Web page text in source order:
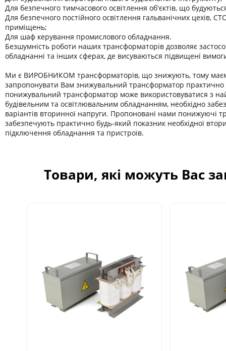
Для безпечного тимчасового освітлення об'єктів, що
Для безпечного постійного освітлення гальванічних цехів,
приміщень;
Для шаф керування промислового обладнання.
Безшумність роботи наших трансформаторів дозволяє
обладнанні та інших сферах, де висуваються підвищені
Ми є ВИРОБНИКОМ трансформаторів, що знижують, тому
запропонувати Вам знижувальний трансформатор практично
понижувальний трансформатор може використовуватися з
будівельним та освітлювальним обладнанням, необхідно
варіантів вторинної напруги. Пропоновані нами понижуючі
забезпечують практично будь-який показник необхідної
підключення обладнання та пристроїв.
Товари, які можуть Вас